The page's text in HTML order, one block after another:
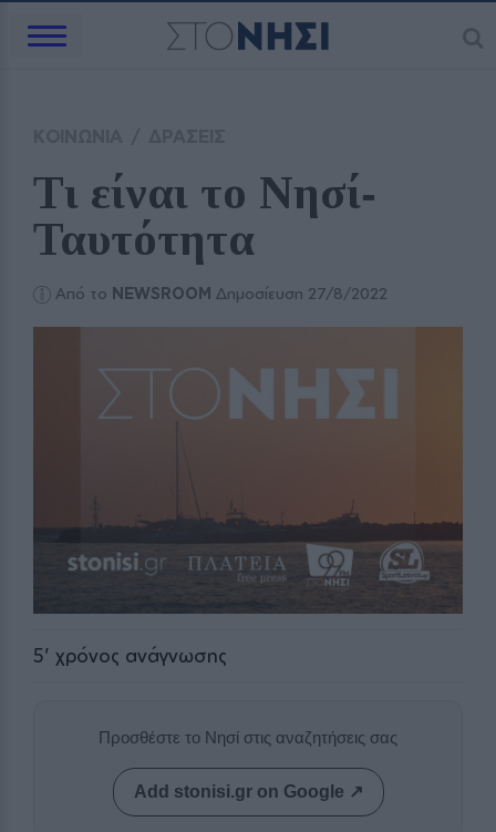
Tι είναι το Νησί‑
Ταυτότητα
Από το NEWSROOM Δημοσίευση 27/8/2022
5' χρόνος ανάγνωσης
Προσθέστε το Νησί στις αναζητήσεις σας
Add stonisi.gr on Google ↗